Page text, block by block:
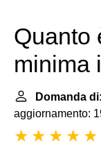
Quanto
minima
Domanda
aggiornamento: